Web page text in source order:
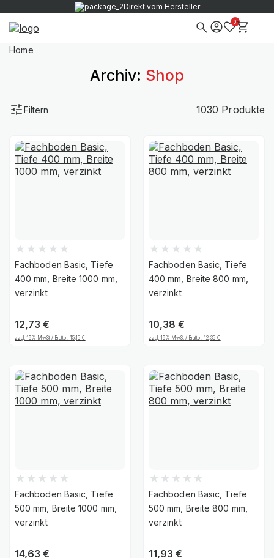
Direkt vom Hersteller
0
Home
Archiv: Shop
Filtern 1030 Produkte
Fachboden Basic, Tiefe
400 mm, Breite 1000 mm,
verzinkt
12,73€
zzgl. 19% MwSt / Brutto :15,15€
Fachboden Basic, Tiefe
400 mm, Breite 800 mm,
verzinkt
10,38€
zzgl. 19% MwSt / Brutto :12,35€
Fachboden Basic, Tiefe
500 mm, Breite 1000 mm,
verzinkt
14,63€
Fachboden Basic, Tiefe
500 mm, Breite 800 mm,
verzinkt
11,93€